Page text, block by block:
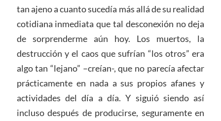
tan ajeno a cuanto sucedía más allá de su realidad
cotidiana inmediata que tal desconexión no deja
de sorprenderme aún hoy. Los muertos, la
destrucción y el caos que sufrían “los otros” era
algo tan “lejano” –creían-, que no parecía afectar
prácticamente en nada a sus propios afanes y
actividades del día a día. Y siguió siendo así
incluso después de producirse, seguramente en